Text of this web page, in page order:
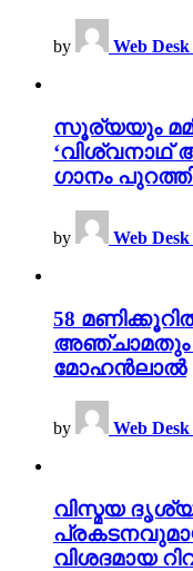
by Web Desk
സൂര്യയും
‘വിശ്വനാഥ്
ഗാനം
by Web Desk
58
അഞ്ചാമതും
മോഹൻലാൽ
by Web Desk
വിസ്മയ
വിശദമായ